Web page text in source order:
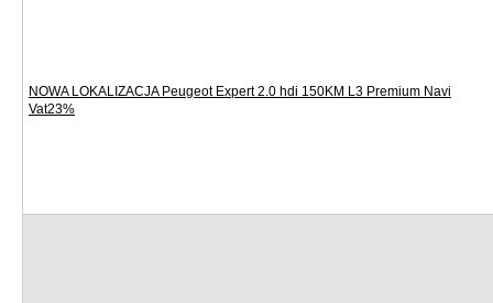
NOWA LOKALIZACJA Peugeot Expert 2.0 hdi 150KM L3 Premium Navi
Vat23%